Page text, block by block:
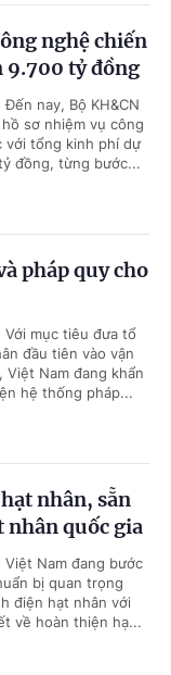
nghệ chiến
9.700 tỷ đồng
nay, Bộ KH&CN
sơ nhiệm vụ công
với tổng kinh phí dự
đồng, từng bước...
pháp quy cho
mục tiêu đưa tổ
đầu tiên vào vận
Việt Nam đang khẩn
hệ thống pháp...
nhân, sẵn
nhân quốc gia
Nam đang bước
bị quan trọng
điện hạt nhân với
về hoàn thiện hạ...